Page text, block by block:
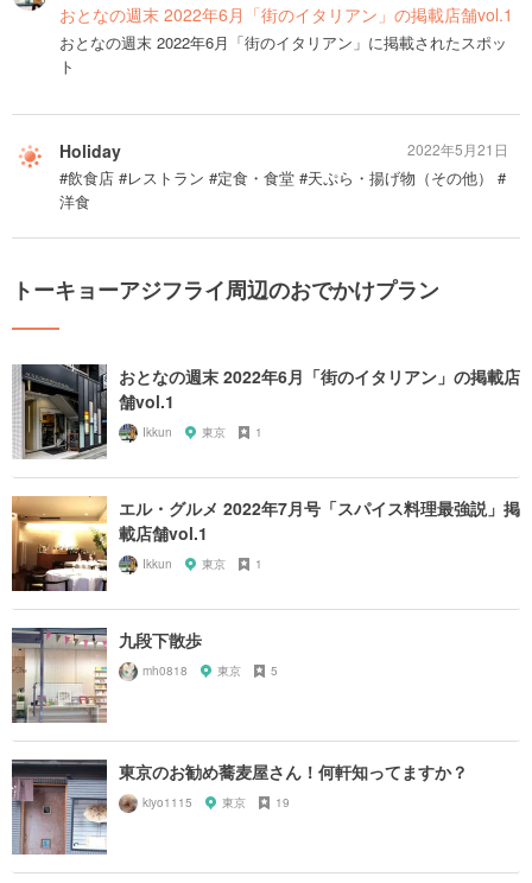
おとなの週末 2022年6月「街のイタリアン」の掲載店舗vol.1
おとなの週末 2022年6月「街のイタリアン」に掲載されたスポッ
ト
Holiday
#飲食店 #レストラン #定食・食堂 #天ぷら・揚げ物（その他） #
洋食
2022年5月21日
トーキョーアジフライ周辺のおでかけプラン
おとなの週末 2022年6月「街のイタリアン」の掲載店
舗vol.1
Ikkun 東京 1
エル・グルメ 2022年7月号「スパイス料理最強説」掲
載店舗vol.1
Ikkun 東京 1
九段下散歩
mh0818 東京 5
東京のお勧め蕎麦屋さん！何軒知ってますか？
kiyo1115 東京 19